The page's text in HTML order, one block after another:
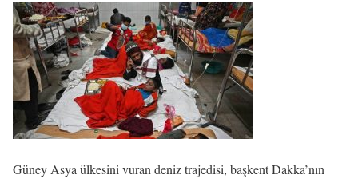
Güney Asya ülkesini vuran deniz trajedisi, başkent Dakka’nın